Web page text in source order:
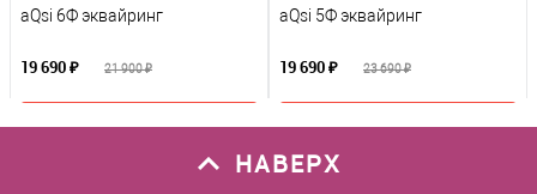
aQsi 6Ф эквайринг
19 690 ₽ 21 900 ₽
aQsi 5Ф эквайринг
19 690 ₽ 23 690 ₽
НАВЕРХ